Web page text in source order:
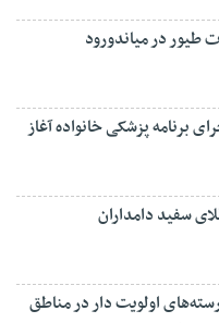
برنامه پزشکی خانواده آغاز
سفید دامداران
اولویت دار در مناطق